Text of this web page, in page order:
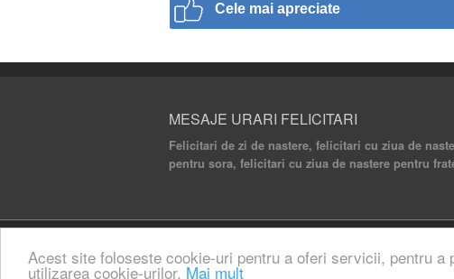
Acest site foloseste cookie-uri pentru a oferi servicii, pentru
utilizarea cookie-urilor. Mai mult
Cele mai apreciate
MESAJE URARI FELICITARI
Felicitari de zi de nastere, felicitari cu ziua de
pentru sora, felicitari cu ziua de nastere pentru